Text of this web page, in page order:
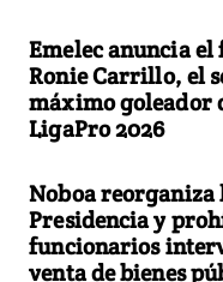
Emelec anuncia el
Ronie Carrillo, el
máximo goleador
LigaPro 2026
Noboa reorganiza
Presidencia y
funcionarios
venta de bienes